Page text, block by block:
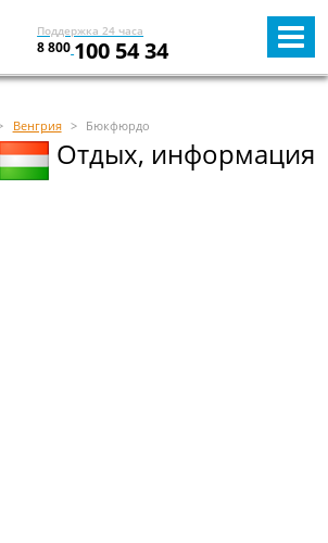
Поддержка 24 часа
8 800 100 54 34
Венгрия Бюкфюрдо
Отдых, информация